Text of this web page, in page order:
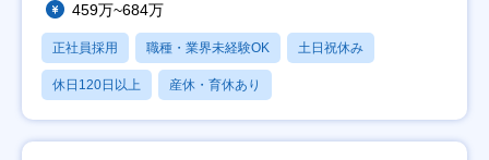
459万~684万
正社員採用 職種・業界未経験OK 土日祝休み
休日120日以上 産休・育休あり